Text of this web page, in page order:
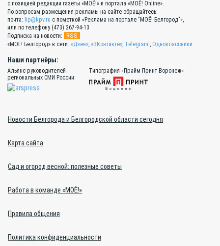
с позицией редакции газеты «МОЁ!» и портала «МОЁ! Online».
По вопросам размещения рекламы на сайте обращайтесь:
почта: lip@kpv.ru с пометкой «Реклама на портале "МОЁ! Белгород"»,
или по телефону (473) 267-94-13
Подписка на новости:
RSS
«МОЁ! Белгород» в сети: «Дзен», «ВКонтакте», Telegram , Одноклассники
Наши партнёры:
Альянс руководителей
региональных СМИ России
Типография «Прайм Принт Воронеж»
Новости Белгорода и Белгородской области сегодня
Карта сайта
Сад и огород весной: полезные советы
Работа в команде «МОЁ!»
Правила общения
Политика конфиденциальности